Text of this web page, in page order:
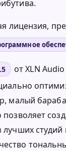
лицензия,
от XLN
малый